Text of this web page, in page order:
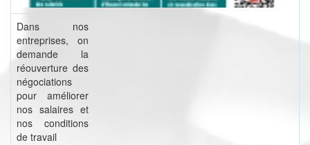
Dans nos
entreprises, on
demande la
réouverture des
négociations
pour améliorer
nos salaires et
nos conditions
de travail